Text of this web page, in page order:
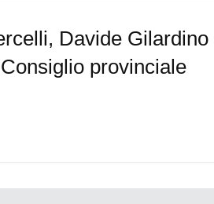
Davide
provinciale